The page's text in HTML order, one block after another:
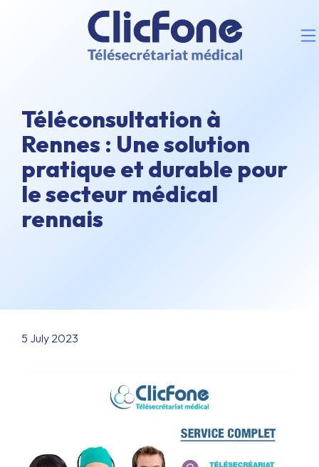
Téléconsultation à
Rennes : Une solution
pratique et durable pour
le secteur médical
rennais
5 July 2023